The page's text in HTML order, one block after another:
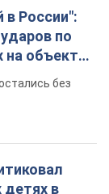
России":
по
на объекты
без
в